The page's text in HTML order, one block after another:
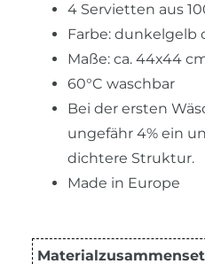
4 Servietten aus
Farbe: dunkelgelb
Maße: ca. 44x44
60°C waschbar
Bei der ersten
ungefähr 4% ein
dichtere Struktur.
Made in Europe